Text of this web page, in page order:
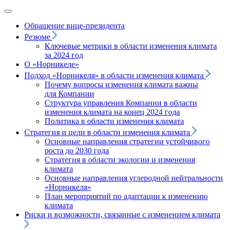
Обращение вице‑президента
Резюме
Ключевые метрики в области изменения климата
за 2024 год
О «Норникеле»
Подход «Норникеля» в области изменения климата
Почему вопросы изменения климата важны
для Компании
Структура управления Компании в области
изменения климата на конец 2024 года
Политика в области изменения климата
Стратегия и цели в области изменения климата
Основные направления стратегии устойчивого
роста до 2030 года
Стратегия в области экологии и изменения
климата
Основные направления углеродной нейтральности
«Норникеля»
План мероприятий по адаптации к изменению
климата
Риски и возможности, связанные с изменением климата